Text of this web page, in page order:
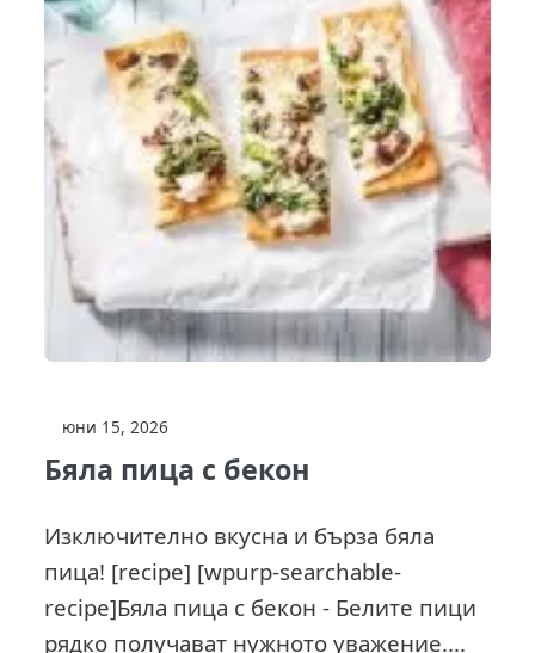
юни 15, 2026
Бяла пица с бекон
Изключително вкусна и бърза бяла
пица! [recipe] [wpurp-searchable-
recipe]Бяла пица с бекон - Белите пици
рядко получават нужното уважение....